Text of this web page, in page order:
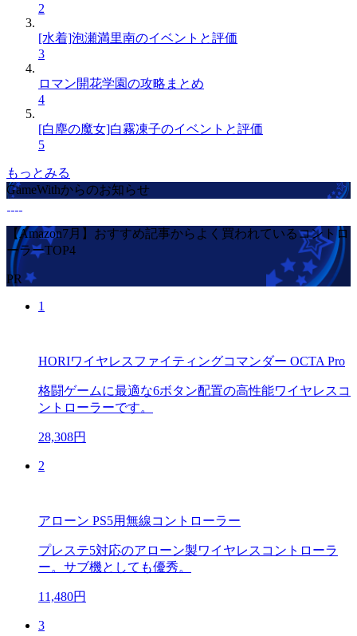
2
[水着]泡瀬満里南のイベントと評価
3
ロマン開花学園の攻略まとめ
4
[白塵の魔女]白霧凍子のイベントと評価
5
もっとみる
GameWithからのお知らせ
【Amazon7月】おすすめ記事からよく買われているコントロ
ーラーTOP4
PR
1
HORIワイヤレスファイティングコマンダー OCTA Pro
格闘ゲームに最適な6ボタン配置の高性能ワイヤレスコ
ントローラーです。
28,308円
2
アローン PS5用無線コントローラー
プレステ5対応のアローン製ワイヤレスコントローラ
ー。サブ機としても優秀。
11,480円
3